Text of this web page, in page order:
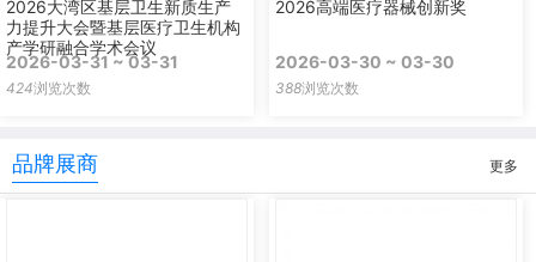
2026大湾区基层卫生新质生产
力提升大会暨基层医疗卫生机构
产学研融合学术会议
2026-03-31 ~ 03-31
424浏览次数
2026高端医疗器械创新奖
2026-03-30 ~ 03-30
388浏览次数
品牌展商 更多